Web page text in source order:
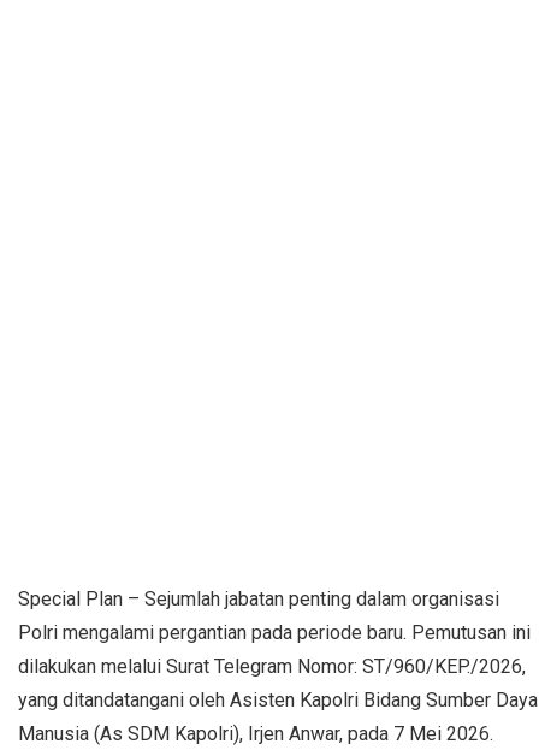
Special Plan – Sejumlah jabatan penting dalam organisasi
Polri mengalami pergantian pada periode baru. Pemutusan ini
dilakukan melalui Surat Telegram Nomor: ST/960/KEP./2026,
yang ditandatangani oleh Asisten Kapolri Bidang Sumber Daya
Manusia (As SDM Kapolri), Irjen Anwar, pada 7 Mei 2026.